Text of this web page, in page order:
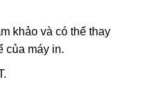
khảo và có thể thay
của máy in.